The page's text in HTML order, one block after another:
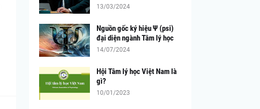
13/03/2024
Nguồn gốc ký hiệu Ψ (psi)
đại diện ngành Tâm lý học
14/07/2024
Hội Tâm lý học Việt Nam là
gì?
10/01/2023